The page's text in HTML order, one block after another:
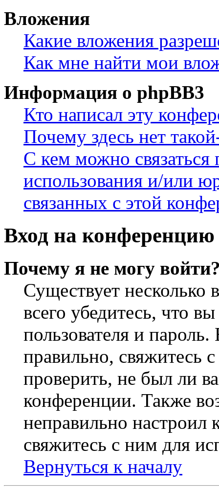
Вложения
Какие вложения
Как мне найти мои
Информация о phpBB3
Кто написал эту
Почему здесь нет
С кем можно связаться
использования и/или
связанных с этой
Вход на конференцию
Почему я не могу
Существует
всего убедитесь, что
пользователя и
правильно, свяжитесь
проверить, не был ли
конференции. Также
неправильно
свяжитесь с ним для
Вернуться к началу